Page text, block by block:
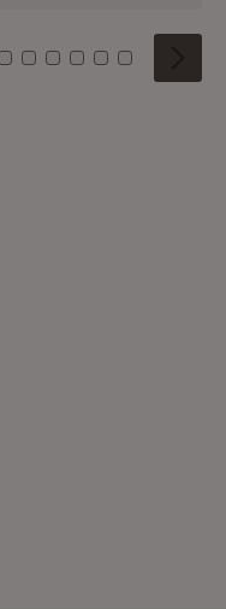
5 6 7
Kachel: 8
Zu Kachel: 9
Zu Kachel: 10
Zu Kachel: 11
Zu Kachel: 12
Zu Kachel:
Zu